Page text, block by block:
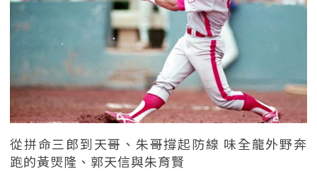
從拼命三郎到天哥、朱哥撐起防線 味全龍外野奔
跑的黃煚隆、郭天信與朱育賢